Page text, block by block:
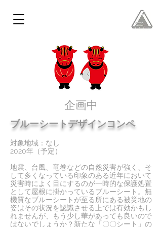
​企画中
ブルーシートデザインコンペ
対象地域：なし
2020年（予定）
地震、台風、竜巻などの自然災害が強く、そ
して多くなっている印象のある近年において
災害時によく目にするのが一時的な保護処置
として屋根に掛かっているブルーシート。無
機質なブルーシートが至る所にある被災地の
姿はその状況を認識させる上では有効かもし
れませんが、もう少し華があっても良いので
はないでしょうか？新たな「〇〇シート」の